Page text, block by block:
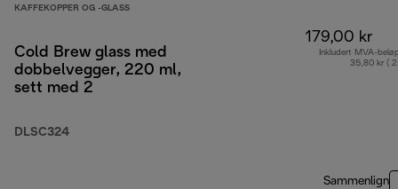
KAFFEKOPPER OG -GLASS
Cold Brew glass med
dobbelvegger, 220 ml,
sett med 2
DLSC324
179,00 kr
Inkludert MVA-
35,80 kr (
Sammenlign